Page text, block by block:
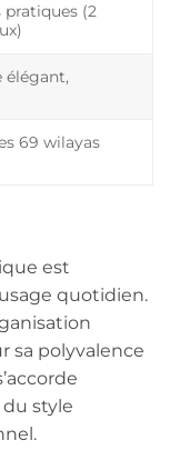
(2
élégant,
69 wilayas
est
quotidien.
sa polyvalence
style